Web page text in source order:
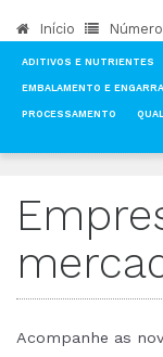
Início
ADITIVOS E NUTRIENTES
EMBALAMENTO E
PROCESSAMENTO
Acompanhe as